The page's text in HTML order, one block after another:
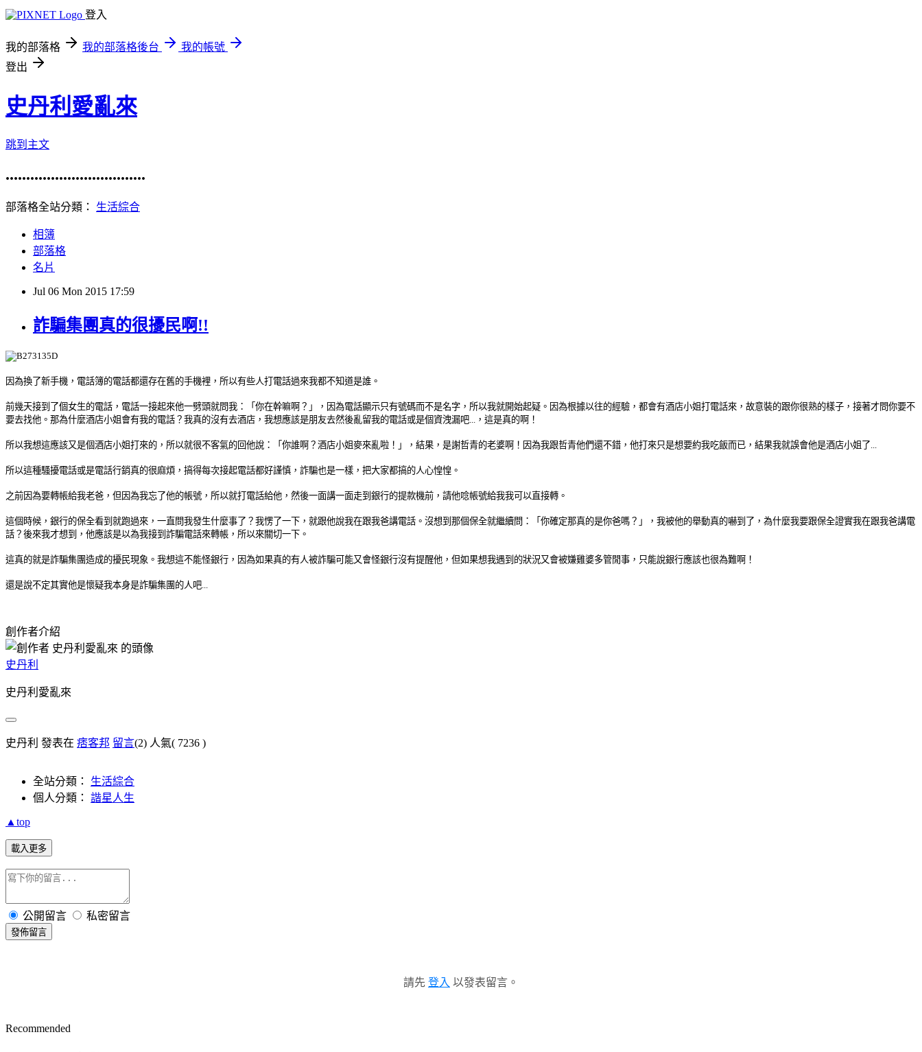
登入
我的部落格 我的部落格後台
我的帳號
登出
史丹利愛亂來
跳到主文
..................................
部落格全站分類： 生活綜合
相簿
部落格
名片
Jul 06 Mon 2015 17:59
詐騙集團真的很擾民啊!!
因為換了新手機，電話簿的電話都還存在舊的手機裡，所以有些人打電話過來我都不知道是誰。
前幾天接到了個女生的電話，電話一接起來他一劈頭就問我：「你在幹嘛啊？」，因為電話顯示只有號碼而不是名字，所以我就開始起疑。因為根據以往的經驗，都會有酒店小姐打電話來，故意裝的跟你很熟的樣子，接著才問你要不
要去找他。那為什麼酒店小姐會有我的電話？我真的沒有去酒店，我想應該是朋友去然後亂留我的電話或是個資洩漏吧...，這是真的啊！
所以我想這應該又是個酒店小姐打來的，所以就很不客氣的回他說：「你誰啊？酒店小姐麥來亂啦！」，結果，是謝哲青的老婆啊！因為我跟哲青他們還不錯，他打來只是想要約我吃飯而已，結果我就誤會他是酒店小姐了...
所以這種騷擾電話或是電話行銷真的很麻煩，搞得每次接起電話都好謹慎，詐騙也是一樣，把大家都搞的人心惶惶。
之前因為要轉帳給我老爸，但因為我忘了他的帳號，所以就打電話給他，然後一面講一面走到銀行的提款機前，請他唸帳號給我我可以直接轉。
這個時候，銀行的保全看到就跑過來，一直問我發生什麼事了？我愣了一下，就跟他說我在跟我爸講電話。沒想到那個保全就繼續問：「你確定那真的是你爸嗎？」，我被他的舉動真的嚇到了，為什麼我要跟保全證實我在跟我爸講電
話？後來我才想到，他應該是以為我接到詐騙電話來轉帳，所以來關切一下。
這真的就是詐騙集團造成的擾民現象。我想這不能怪銀行，因為如果真的有人被詐騙可能又會怪銀行沒有提醒他，但如果想我遇到的狀況又會被嫌雞婆多管閒事，只能說銀行應該也很為難啊！
還是說不定其實他是懷疑我本身是詐騙集團的人吧...
創作者介紹
史丹利
史丹利愛亂來
史丹利 發表在 痞客邦 留言(2) 人氣( 7236 )
全站分類： 生活綜合
個人分類： 諧星人生
▲top
載入更多
公開留言 私密留言
發佈留言
請先 登入 以發表留言。
Recommended